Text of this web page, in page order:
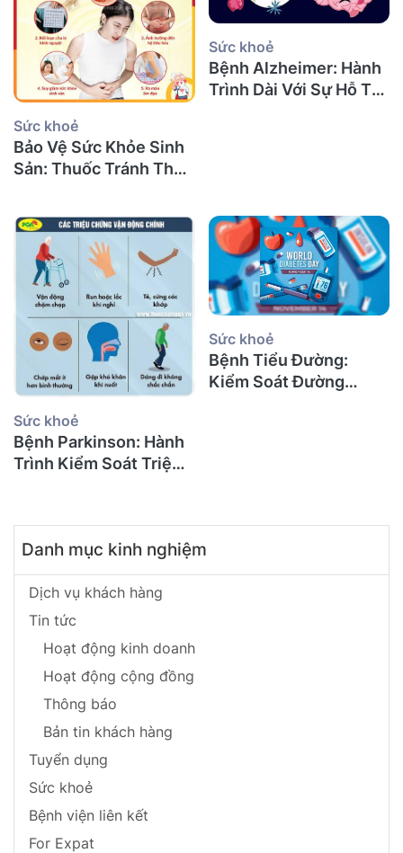
Sức khoẻ
Bảo Vệ Sức Khỏe Sinh
Sản: Thuốc Tránh Thai
Tài Chính Từ Bảo Hiểm
Sức khoẻ
Bệnh Alzheimer: Hành
Trình Dài Với Sự Hỗ Trợ
Sức khoẻ
Bệnh Parkinson: Hành
Trình Kiểm Soát Triệu
Sức khoẻ
Bệnh Tiểu Đường:
Kiểm Soát Đường
Danh mục kinh nghiệm
Dịch vụ khách hàng
Tin tức
Hoạt động kinh doanh
Hoạt động cộng đồng
Thông báo
Bản tin khách hàng
Tuyển dụng
Sức khoẻ
Bệnh viện liên kết
For Expat